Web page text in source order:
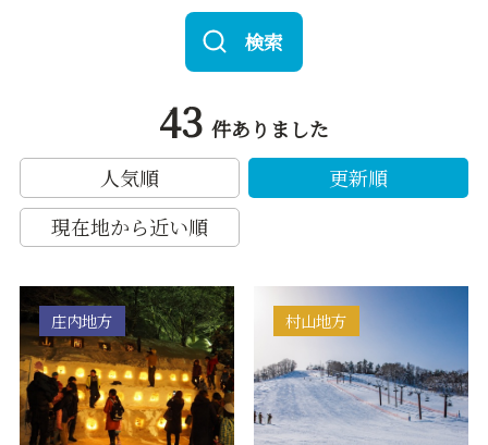
検索
43 件ありました
人気順
更新順
現在地から近い順
庄内地方 村山地方